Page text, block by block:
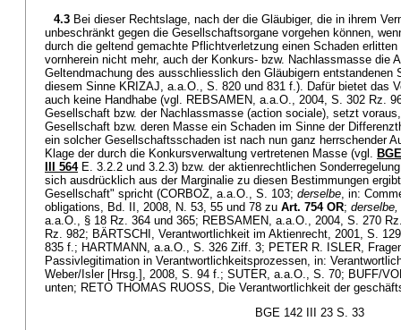
4.3 Bei dieser Rechtslage, nach der die Gläubiger, die in ihrem
unbeschränkt gegen die Gesellschaftsorgane vorgehen können,
durch die geltend gemachte Pflichtverletzung einen Schaden
vornherein nicht mehr, auch der Konkurs- bzw. Nachlassmasse die
Geltendmachung des ausschliesslich den Gläubigern entstandenen
diesem Sinne KRIZAJ, a.a.O., S. 820 und 831 f.). Dafür bietet das
auch keine Handhabe (vgl. REBSAMEN, a.a.O., 2004, S. 302 Rz.
Gesellschaft bzw. der Nachlassmasse (action sociale), setzt
Gesellschaft bzw. deren Masse ein Schaden im Sinne der
ein solcher Gesellschaftsschaden ist nach nun ganz herrschender
Klage der durch die Konkursverwaltung vertretenen Masse (vgl.
III 564E. 3.2.2 und 3.2.3) bzw. der aktienrechtlichen
sich ausdrücklich aus der Marginalie zu diesen Bestimmungen
Gesellschaft" spricht (CORBOZ, a.a.O., S. 103; derselbe, in:
obligations, Bd. II, 2008, N. 53, 55 und 78 zu Art. 754 OR; derselbe,
a.a.O., § 18 Rz. 364 und 365; REBSAMEN, a.a.O., 2004, S. 270
Rz. 982; BÄRTSCHI, Verantwortlichkeit im Aktienrecht, 2001, S.
835 f.; HARTMANN, a.a.O., S. 326 Ziff. 3; PETER R. ISLER,
Passivlegitimation in Verantwortlichkeitsprozessen, in:
Weber/Isler [Hrsg.], 2008, S. 94 f.; SUTER, a.a.O., S. 70; BUFF/
unten; RETO THOMAS RUOSS, Die Verantwortlichkeit der
BGE 142 III 23 S. 33